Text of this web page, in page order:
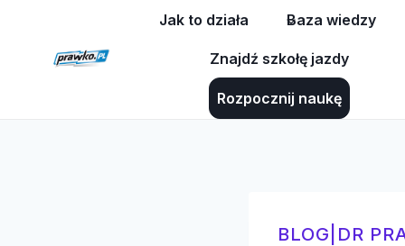
Jak to działa Baza wiedzy
Znajdź szkołę jazdy
Rozpocznij naukę
BLOG DR